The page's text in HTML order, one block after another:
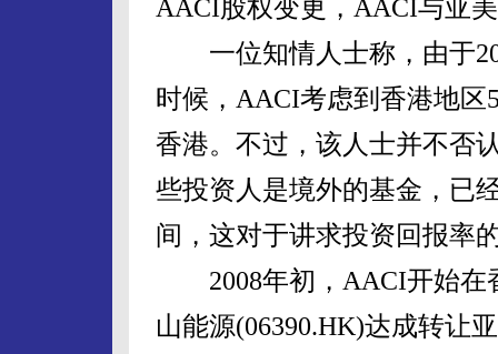
AACI股权变更，AACI与亚
一位知情人士称，由于
时候，AACI考虑到香港地
香港。不过，该人士并不否
些投资人是境外的基金，已
间，这对于讲求投资回报率
2008年初，AACI开始在
山能源(06390.HK)达成转让